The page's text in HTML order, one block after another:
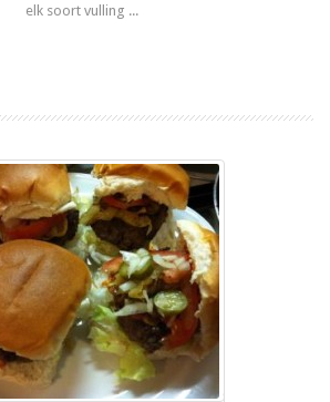
elk soort vulling ...